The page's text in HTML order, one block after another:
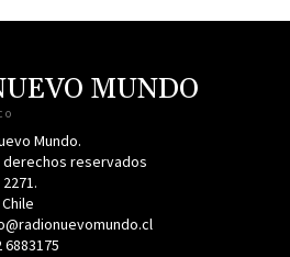
MUNDO
Mundo.
derechos reservados
6883175